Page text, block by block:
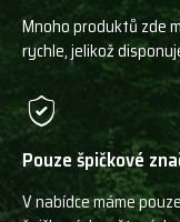
Mnoho produktů zde
rychle, jelikož
Pouze špičkové
V nabídce máme